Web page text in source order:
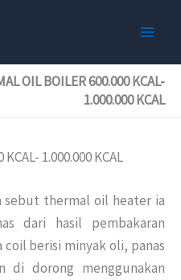
OIL BOILER 600.000 KCAL-
1.000.000 KCAL
1.000.000 KCAL
thermal oil heater ia
dari hasil pembakaran
berisi minyak oli, panas
di dorong menggunakan